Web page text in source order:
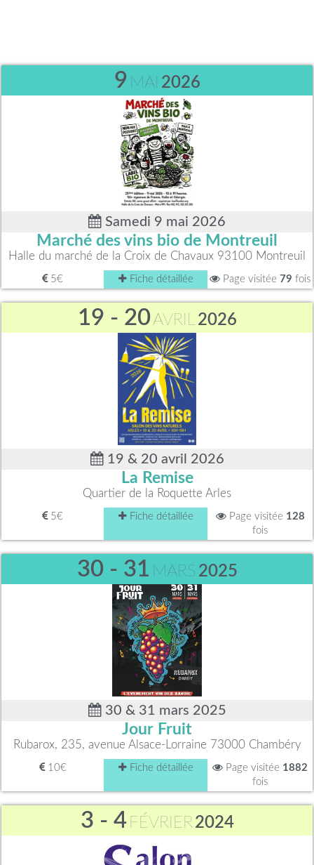
9 MAI 2026
Samedi 9 mai 2026
Marché des vins bio de Montreuil
Halle du marché de la Croix de Chavaux 93100 Montreuil
5€ Fiche détaillée Page visitée 79 fois
19 - 20AVRIL2026
19 & 20 avril 2026
La Remise
Quartier de la Roquette Arles
5€ Fiche détaillée Page visitée 128
fois
30 - 31 MARS 2025
30 & 31 mars 2025
Jour Fruit
Rubarox, 235, avenue Alsace-Lorraine 73000 Chambéry
10€ Fiche détaillée Page visitée 1882
fois
3 - 4 FÉVRIER2024